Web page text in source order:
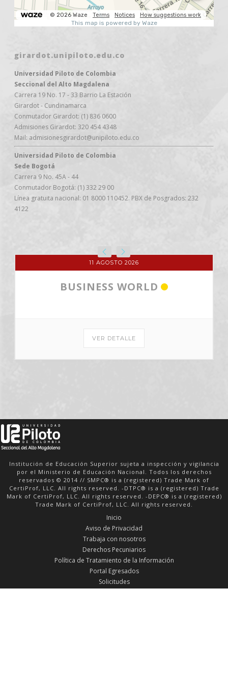
girardot.unipiloto.edu.co
Universidad Piloto de Colombia
Seccional del Alto Magdalena
Carrera 19 No. 17 - 33 Barrio La Estación
Girardot - Cundinamarca
Conmutador Girardot: (1) 836 0600
Admisiones Girardot: 320 454 4348
Mail: admisionesgirardot@unipiloto.edu.co
Universidad Piloto de Colombia
Sede Bogotá
Carrera 9 No. 45A - 44
Conmutador Bogotá: (1) 332 29 00
Línea gratuita nacional: 01 8000 110452. PBX de Posgrados: 232
4122
11 AGOSTO 2026
BUSINESS WORLD
VER DETALLE
Institución de Educación Superior sujeta a inspección y vigilancia
por el Ministerio de Educación Nacional. Todos los derechos
reservados © 2014 // SMPC® is a (registered) Trade Mark of
CertiProf, LLC. All rights reserved. -DTPC® is a (registered) Trade
Mark of CertiProf, LLC. All rights reserved. -DEPC® is a (registered)
Trade Mark of CertiProf, LLC. All rights reserved.
Inicio
Aviso de Privacidad
Trabaja con nosotros
Derechos Pecuniarios
Política de Tratamiento de la Información
Portal Egresados
Solicitudes